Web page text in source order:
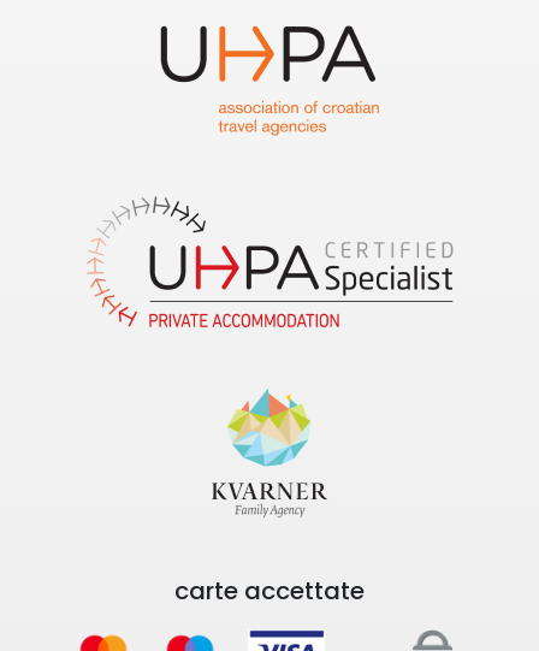
carte accettate